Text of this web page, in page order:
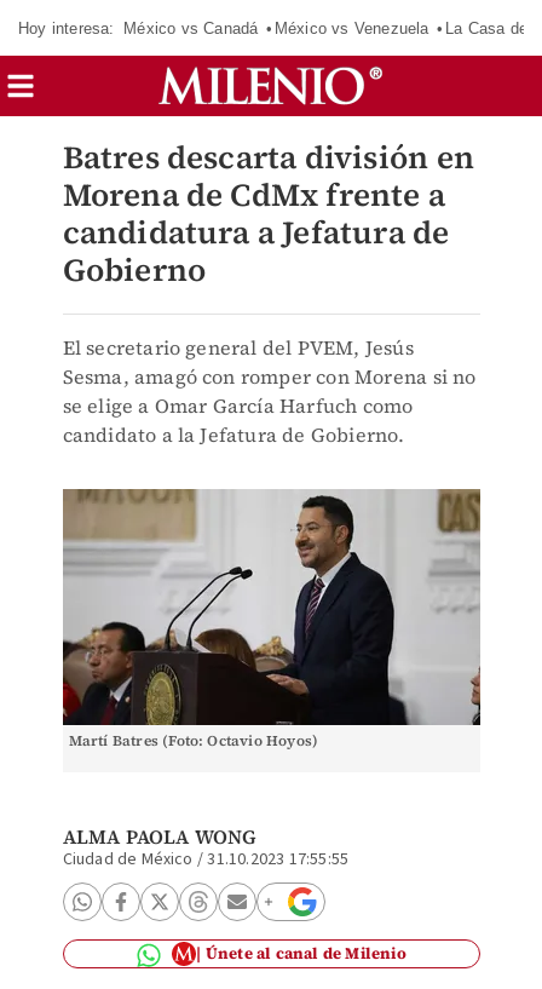
Hoy interesa: México vs Canadá México vs Venezuela La Casa de
Batres descarta división en
Morena de CdMx frente a
candidatura a Jefatura de
Gobierno
El secretario general del PVEM, Jesús
Sesma, amagó con romper con Morena si no
se elige a Omar García Harfuch como
candidato a la Jefatura de Gobierno.
Martí Batres (Foto: Octavio Hoyos)
ALMA PAOLA WONG
Ciudad de México /31.10.2023 17:55:55
Únete al canal de Milenio